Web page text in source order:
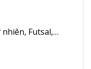
nhiên, Futsal,…